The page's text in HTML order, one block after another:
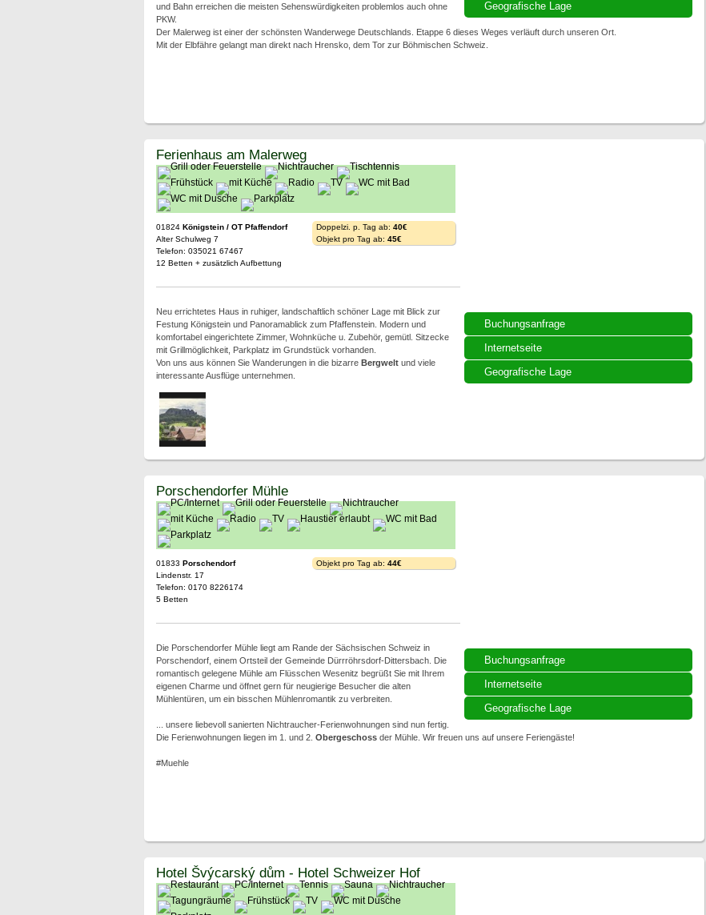
Geografische Lage
und Bahn erreichen die meisten Sehenswürdigkeiten problemlos auch ohne
PKW.
Der Malerweg ist einer der schönsten Wanderwege Deutschlands. Etappe 6 dieses Weges verläuft durch unseren Ort.
Mit der Elbfähre gelangt man direkt nach Hrensko, dem Tor zur Böhmischen Schweiz.
Buchungsanfrage
Internetseite
Geografische Lage
Ferienhaus am Malerweg
01824 Königstein / OT Pfaffendorf
Alter Schulweg 7
Telefon: 035021 67467
12 Betten + zusätzlich Aufbettung
Doppelzi. p. Tag ab: 40€
Objekt pro Tag ab: 45€
Neu errichtetes Haus in ruhiger, landschaftlich schöner Lage mit Blick zur
Festung Königstein und Panoramablick zum Pfaffenstein. Modern und
komfortabel eingerichtete Zimmer, Wohnküche u. Zubehör, gemütl. Sitzecke
mit Grillmöglichkeit, Parkplatz im Grundstück vorhanden.
Von uns aus können Sie Wanderungen in die bizarre Bergweltund viele
interessante Ausflüge unternehmen.
Buchungsanfrage
Internetseite
Geografische Lage
Porschendorfer Mühle
01833 Porschendorf
Lindenstr. 17
Telefon: 0170 8226174
5 Betten
Objekt pro Tag ab: 44€
Die Porschendorfer Mühle liegt am Rande der Sächsischen Schweiz in
Porschendorf, einem Ortsteil der Gemeinde Dürrröhrsdorf-Dittersbach. Die
romantisch gelegene Mühle am Flüsschen Wesenitz begrüßt Sie mit Ihrem
eigenen Charme und öffnet gern für neugierige Besucher die alten
Mühlentüren, um ein bisschen Mühlenromantik zu verbreiten.
... unsere liebevoll sanierten Nichtraucher-Ferienwohnungen sind nun fertig.
Die Ferienwohnungen liegen im 1. und 2. Obergeschossder Mühle. Wir freuen uns auf unsere Feriengäste!
#Muehle
Hotel Švýcarský dům - Hotel Schweizer Hof